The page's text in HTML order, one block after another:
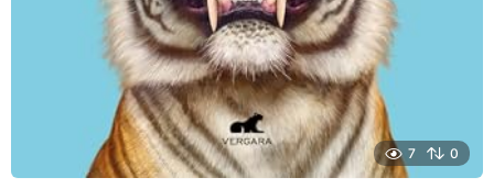
7 0